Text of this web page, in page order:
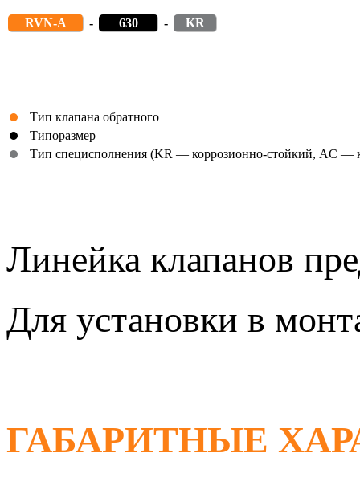
RVN-A - 630 - KR
Тип клапана обратного
Типоразмер
Тип специсполнения (KR — коррозионно-стойкий, AC —
Линейка клапанов
Для установки в
ГАБАРИТНЫЕ